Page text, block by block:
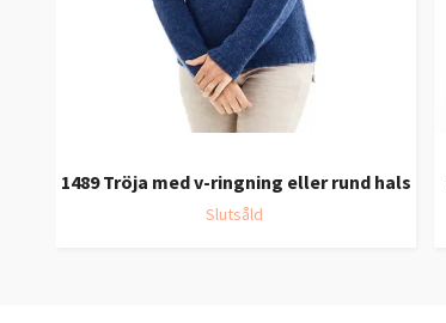
1489 Tröja med v-ringning eller rund hals
Slutsåld